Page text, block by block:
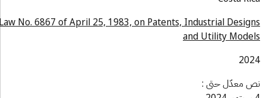
Law No. 6867 of April 25, 1983, on Patents, Industrial
and Utility
معدّل حتى :